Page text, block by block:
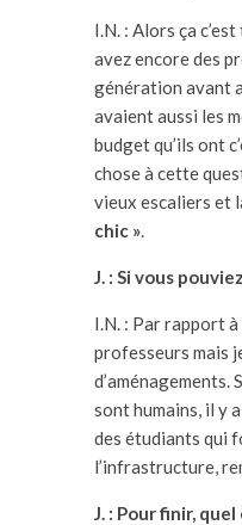
I.N. : Alors ça
avez encore des
génération avant
avaient aussi les
budget qu’ils ont
chose à cette
vieux escaliers et
chic ».
J. : Si vous
I.N. : Par rapport à
professeurs mais
d’aménagements.
sont humains, il y
des étudiants qui
l’infrastructure,
J. : Pour finir,